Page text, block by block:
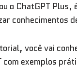
o ChatGPT
conhecimentos
você vai
com exemplos